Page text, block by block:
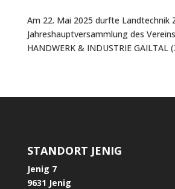
Am 22. Mai 2025 durfte Landtechnik
Jahreshauptversammlung des
HANDWERK & INDUSTRIE GAILTAL
STANDORT JENIG
Jenig 7
9631 Jenig